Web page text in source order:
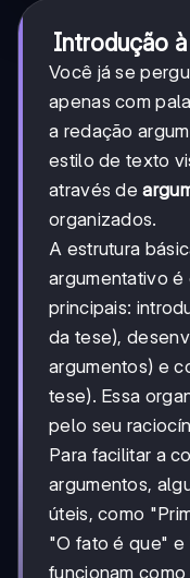
Introdução
Você já se
apenas com
a redação
estilo de texto
através de
organizados.
A estrutura
argumentativo é
principais:
da tese),
argumentos) e
tese). Essa
pelo seu
Para facilitar a
argumentos,
úteis, como
"O fato é que" e
funcionam